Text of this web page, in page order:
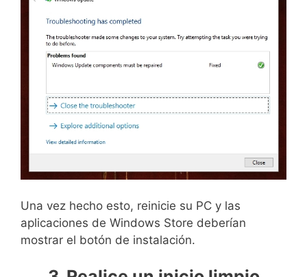
Una vez hecho esto, reinicie su PC y las
aplicaciones de Windows Store deberían
mostrar el botón de instalación.